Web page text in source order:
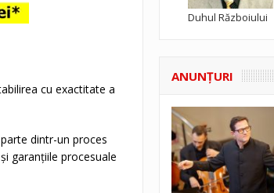
cu exactitate a
dintr-un proces
garanțiile procesuale
Duhul Războiului
ANUNŢURI